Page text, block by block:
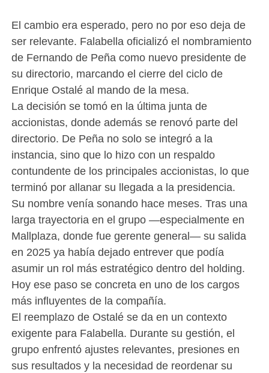
El cambio era esperado, pero no por eso deja de
ser relevante. Falabella oficializó el nombramiento
de Fernando de Peña como nuevo presidente de
su directorio, marcando el cierre del ciclo de
Enrique Ostalé al mando de la mesa.
La decisión se tomó en la última junta de
accionistas, donde además se renovó parte del
directorio. De Peña no solo se integró a la
instancia, sino que lo hizo con un respaldo
contundente de los principales accionistas, lo que
terminó por allanar su llegada a la presidencia.
Su nombre venía sonando hace meses. Tras una
larga trayectoria en el grupo —especialmente en
Mallplaza, donde fue gerente general— su salida
en 2025 ya había dejado entrever que podía
asumir un rol más estratégico dentro del holding.
Hoy ese paso se concreta en uno de los cargos
más influyentes de la compañía.
El reemplazo de Ostalé se da en un contexto
exigente para Falabella. Durante su gestión, el
grupo enfrentó ajustes relevantes, presiones en
sus resultados y la necesidad de reordenar su